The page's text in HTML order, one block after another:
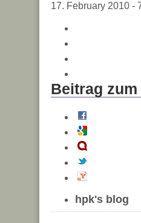
17. February 2010 -
Beitrag
hpk's blog